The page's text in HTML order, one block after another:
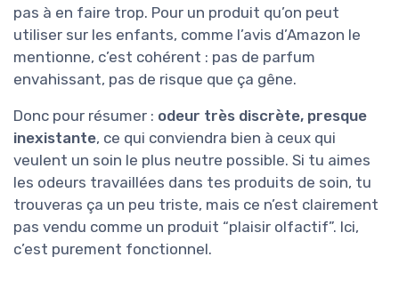
pas à en faire trop. Pour un produit qu’on peut
utiliser sur les enfants, comme l’avis d’Amazon le
mentionne, c’est cohérent : pas de parfum
envahissant, pas de risque que ça gêne.
Donc pour résumer : odeur très discrète, presque
inexistante, ce qui conviendra bien à ceux qui
veulent un soin le plus neutre possible. Si tu aimes
les odeurs travaillées dans tes produits de soin, tu
trouveras ça un peu triste, mais ce n’est clairement
pas vendu comme un produit “plaisir olfactif”. Ici,
c’est purement fonctionnel.